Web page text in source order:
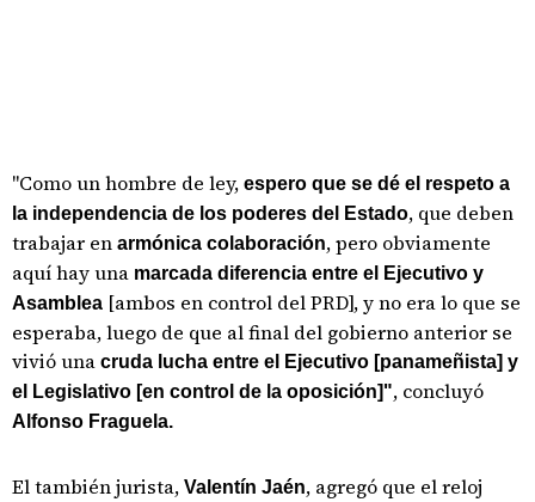
"Como un hombre de ley, espero que se dé el respeto a
la independencia de los poderes del Estado, que deben
trabajar en armónica colaboración, pero obviamente
aquí hay una marcada diferencia entre el Ejecutivo y
Asamblea [ambos en control del PRD], y no era lo que se
esperaba, luego de que al final del gobierno anterior se
vivió una cruda lucha entre el Ejecutivo [panameñista] y
el Legislativo [en control de la oposición]", concluyó
Alfonso Fraguela.
El también jurista, Valentín Jaén, agregó que el reloj